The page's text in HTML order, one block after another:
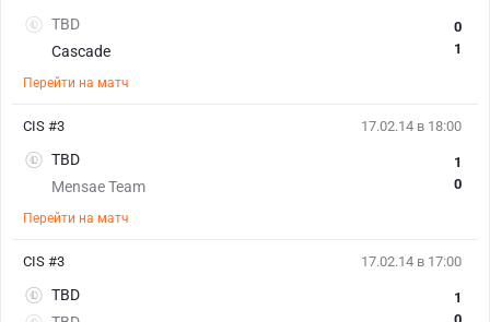
TBD
Cascade
0
1
Перейти на матч
17.02.14 в 18:00
TBD
Mensae Team
1
0
Перейти на матч
CIS #3
17.02.14 в 17:00
TBD
1
0
CIS #3